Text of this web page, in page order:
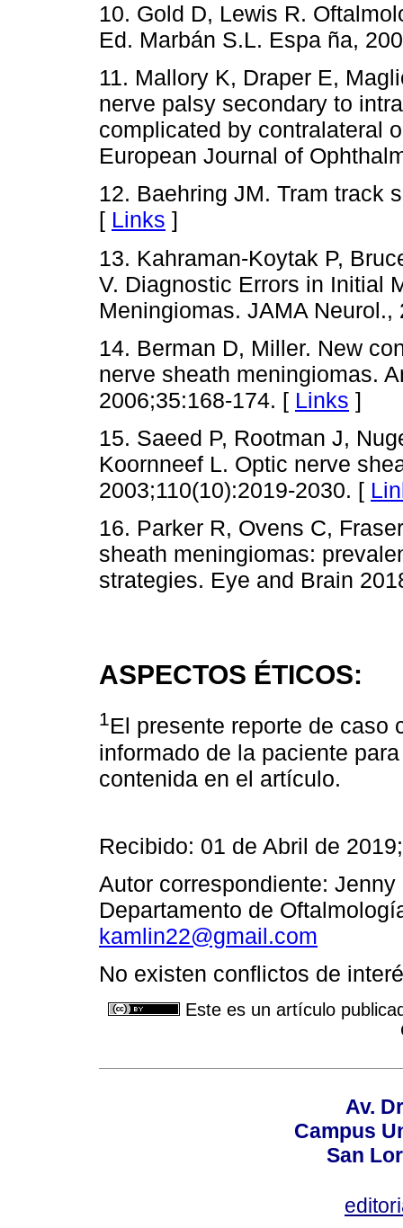
10. Gold D, Lewis R.
Ed. Marbán S.L. Espa ña,
11. Mallory K, Draper E,
nerve palsy secondary to
complicated by contralateral
European Journal of
12. Baehring JM. Tram track
[ Links ]
13. Kahraman-Koytak P,
V. Diagnostic Errors in Initial
Meningiomas. JAMA
14. Berman D, Miller. New
nerve sheath meningiomas.
2006;35:168-174. [ Links ]
15. Saeed P, Rootman J,
Koornneef L. Optic nerve
2003;110(10):2019-2030. [
16. Parker R, Ovens C,
sheath meningiomas:
strategies. Eye and Brain
ASPECTOS ÉTICOS:
1El presente reporte de caso
informado de la paciente
contenida en el artículo.
Recibido: 01 de Abril de
Autor correspondiente:
Departamento de
kamlin22@gmail.com
No existen conflictos de
Este es un artículo
Av.
Campus
San